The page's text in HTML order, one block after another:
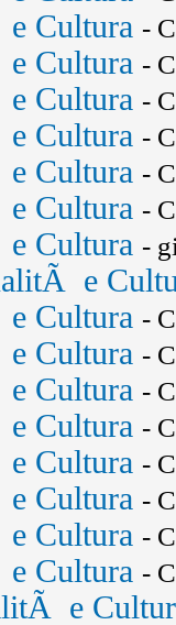
Cultura -
Cultura -
Cultura -
Cultura -
Cultura -
Cultura -
Cultura -
e
Cultura -
Cultura -
Cultura -
Cultura -
Cultura -
Cultura -
Cultura -
Cultura -
e